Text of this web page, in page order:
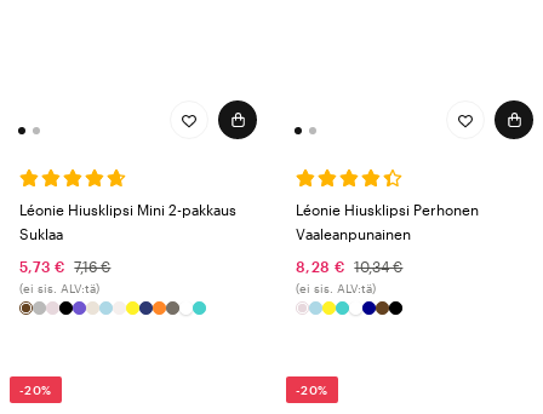
Léonie Hiusklipsi Mini 2-pakkaus
Suklaa
5,73 €
7,16 €
(ei sis. ALV:tä)
Léonie Hiusklipsi Perhonen
Vaaleanpunainen
8,28 €
10,34 €
(ei sis. ALV:tä)
-20% -20%